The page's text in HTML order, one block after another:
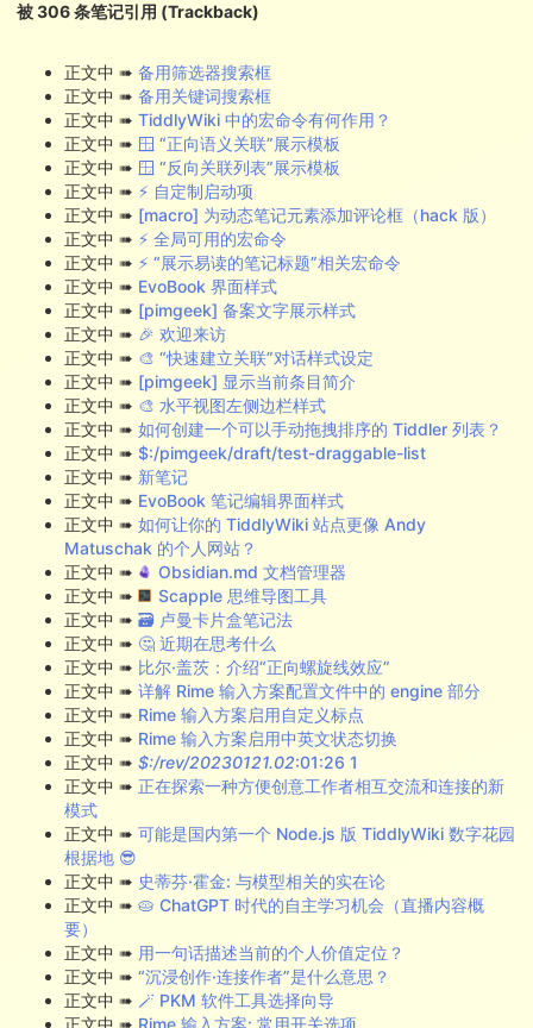
被306条笔记引用 (Trackback)
正文中 ➠ 备用筛选器搜索框
正文中 ➠ 备用关键词搜索框
正文中 ➠ TiddlyWiki 中的宏命令有何作用？
正文中 ➠ 🪟 “正向语义关联”展示模板
正文中 ➠ 🪟 “反向关联列表”展示模板
正文中 ➠ ⚡ 自定制启动项
正文中 ➠ [macro] 为动态笔记元素添加评论框（hack 版）
正文中 ➠ ⚡ 全局可用的宏命令
正文中 ➠ ⚡ “展示易读的笔记标题”相关宏命令
正文中 ➠ EvoBook 界面样式
正文中 ➠ [pimgeek] 备案文字展示样式
正文中 ➠ 🎉 欢迎来访
正文中 ➠ 🎨 “快速建立关联”对话样式设定
正文中 ➠ [pimgeek] 显示当前条目简介
正文中 ➠ 🎨 水平视图左侧边栏样式
正文中 ➠ 如何创建一个可以手动拖拽排序的 Tiddler 列表？
正文中 ➠ $:/pimgeek/draft/test-draggable-list
正文中 ➠ 新笔记
正文中 ➠ EvoBook 笔记编辑界面样式
正文中 ➠ 如何让你的 TiddlyWiki 站点更像 Andy
Matuschak 的个人网站？
正文中 ➠
Obsidian.md 文档管理器
正文中 ➠
Scapple 思维导图工具
正文中 ➠ 🗃️ 卢曼卡片盒笔记法
正文中 ➠ 🤔 近期在思考什么
正文中 ➠ 比尔·盖茨：介绍“正向螺旋线效应”
正文中 ➠ 详解 Rime 输入方案配置文件中的 engine 部分
正文中 ➠ Rime 输入方案启用自定义标点
正文中 ➠ Rime 输入方案启用中英文状态切换
正文中 ➠ $:/rev/20230121.02:01:26 1
正文中 ➠ 正在探索一种方便创意工作者相互交流和连接的新
模式
正文中 ➠ 可能是国内第一个 Node.js 版 TiddlyWiki 数字花园
根据地 😎
正文中 ➠ 史蒂芬·霍金: 与模型相关的实在论
正文中 ➠ 🥧 ChatGPT 时代的自主学习机会（直播内容概
要）
正文中 ➠ 用一句话描述当前的个人价值定位？
正文中 ➠ “沉浸创作·连接作者”是什么意思？
正文中 ➠ 🪄 PKM 软件工具选择向导
正文中 ➠ Rime 输入方案: 常用开关选项